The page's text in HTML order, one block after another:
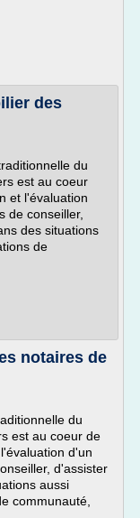
des
du
est au coeur
et l'évaluation
de conseiller,
des situations
de
notaires de
du
est au coeur de
d'un
d'assister
aussi
communauté,